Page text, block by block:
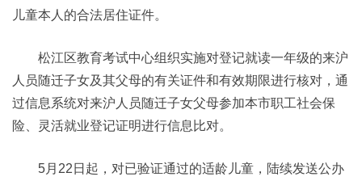
儿童本人的合法居住证件。
松江区教育考试中心组织实施对登记就读一年级的来沪
人员随迁子女及其父母的有关证件和有效期限进行核对，通
过信息系统对来沪人员随迁子女父母参加本市职工社会保
险、灵活就业登记证明进行信息比对。
5月22日起，对已验证通过的适龄儿童，陆续发送公办